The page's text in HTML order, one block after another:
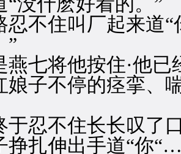
住叫厂起来道“
”
将他按住·他已
子不停的痉挛、
不住长长叹了口
扎伸出手道“你